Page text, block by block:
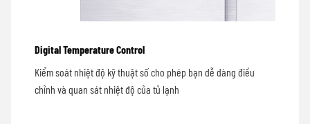
Digital Temperature Control
Kiểm soát nhiệt độ kỹ thuật số cho phép bạn dễ dàng điều
chỉnh và quan sát nhiệt độ của tủ lạnh